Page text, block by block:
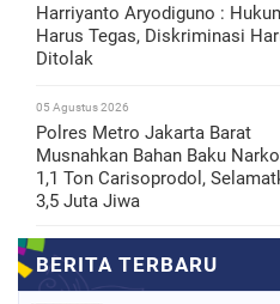
Harriyanto Aryodiguno :
Harus Tegas, Diskriminasi
Ditolak
05 Agustus 2026
Polres Metro Jakarta Barat
Musnahkan Bahan Baku
1,1 Ton Carisoprodol,
3,5 Juta Jiwa